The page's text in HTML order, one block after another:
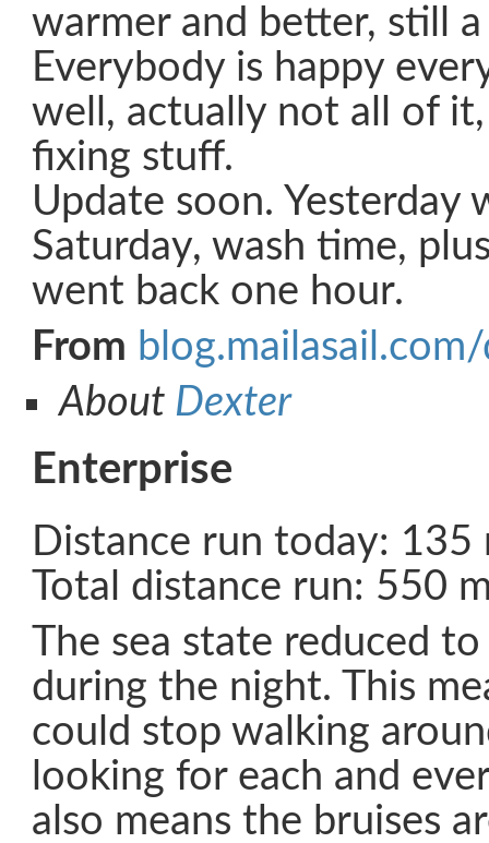
warmer and better, still
Everybody is happy
well, actually not all of
fixing stuff.
Update soon. Yesterday
Saturday, wash time,
went back one hour.
From
About Dexter
Enterprise
Distance run today: 135
Total distance run: 550
The sea state reduced
during the night. This
could stop walking
looking for each and
also means the bruises